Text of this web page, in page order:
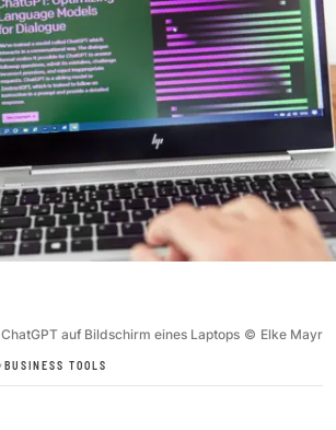
ChatGPT auf Bildschirm eines Laptops © Elke Mayr
BUSINESS TOOLS